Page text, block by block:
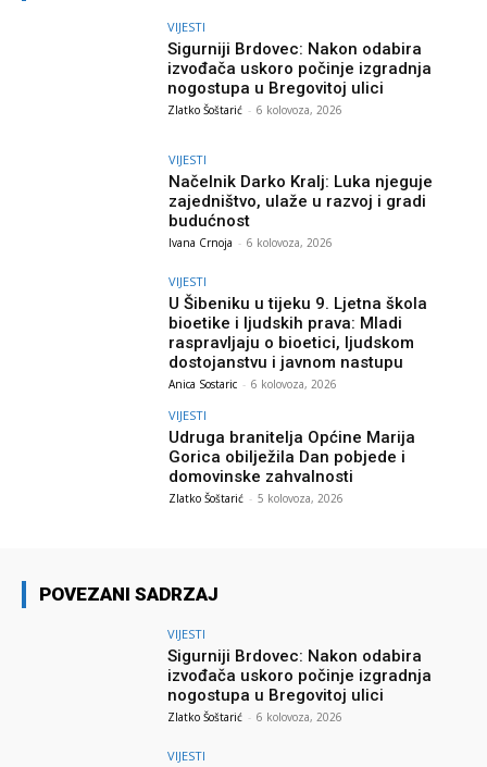
VIJESTI
Sigurniji Brdovec: Nakon odabira
izvođača uskoro počinje izgradnja
nogostupa u Bregovitoj ulici
Zlatko Šoštarić - 6 kolovoza, 2026
VIJESTI
Načelnik Darko Kralj: Luka njeguje
zajedništvo, ulaže u razvoj i gradi
budućnost
Ivana Crnoja - 6 kolovoza, 2026
VIJESTI
U Šibeniku u tijeku 9. Ljetna škola
bioetike i ljudskih prava: Mladi
raspravljaju o bioetici, ljudskom
dostojanstvu i javnom nastupu
Anica Sostaric - 6 kolovoza, 2026
VIJESTI
Udruga branitelja Općine Marija
Gorica obilježila Dan pobjede i
domovinske zahvalnosti
Zlatko Šoštarić - 5 kolovoza, 2026
POVEZANI SADRZAJ
VIJESTI
Sigurniji Brdovec: Nakon odabira
izvođača uskoro počinje izgradnja
nogostupa u Bregovitoj ulici
Zlatko Šoštarić - 6 kolovoza, 2026
VIJESTI